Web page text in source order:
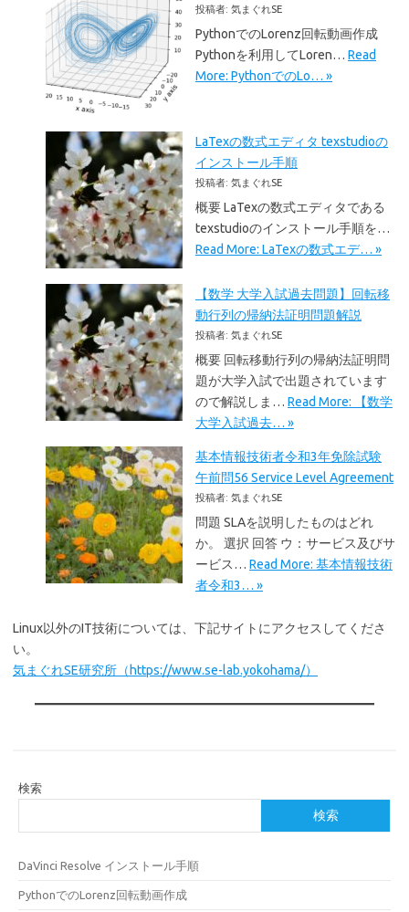
投稿者: 気まぐれSE
PythonでのLorenz回転動画作成
Pythonを利用してLoren… Read
More: PythonでのLo… »
LaTexの数式エディタ texstudioの
インストール手順
投稿者: 気まぐれSE
概要 LaTexの数式エディタである
texstudioのインストール手順を…
Read More: LaTexの数式エデ… »
【数学 大学入試過去問題】回転移
動行列の帰納法証明問題解説
投稿者: 気まぐれSE
概要 回転移動行列の帰納法証明問
題が大学入試で出題されています
ので解説しま… Read More: 【数学
大学入試過去… »
基本情報技術者令和3年免除試験
午前問56 Service Level Agreement
投稿者: 気まぐれSE
問題 SLAを説明したものはどれ
か。 選択 回答 ウ：サービス及びサ
ービス… Read More: 基本情報技術
者令和3… »
Linux以外のIT技術については、下記サイトにアクセスしてくださ
い。
気まぐれSE研究所（https://www.se-lab.yokohama/）
検索
検索
DaVinci Resolve インストール手順
PythonでのLorenz回転動画作成